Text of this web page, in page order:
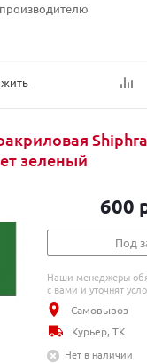
зеленый
600
Под
Наши менеджеры
с вами и уточнят
Самовывоз
Курьер, ТК
Нет в наличии